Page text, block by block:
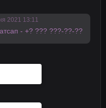
2021 13:11
- +? ??? ???-??-??